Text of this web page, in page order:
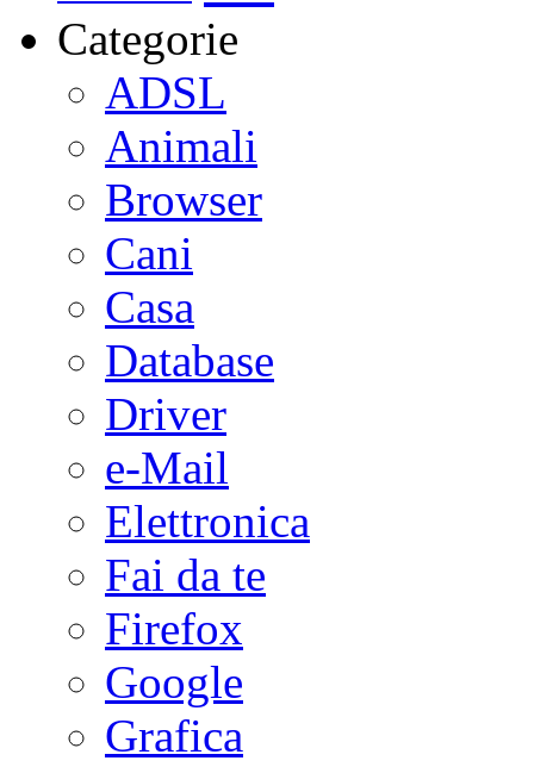
Categorie
ADSL
Animali
Browser
Cani
Casa
Database
Driver
e-Mail
Elettronica
Fai da te
Firefox
Google
Grafica